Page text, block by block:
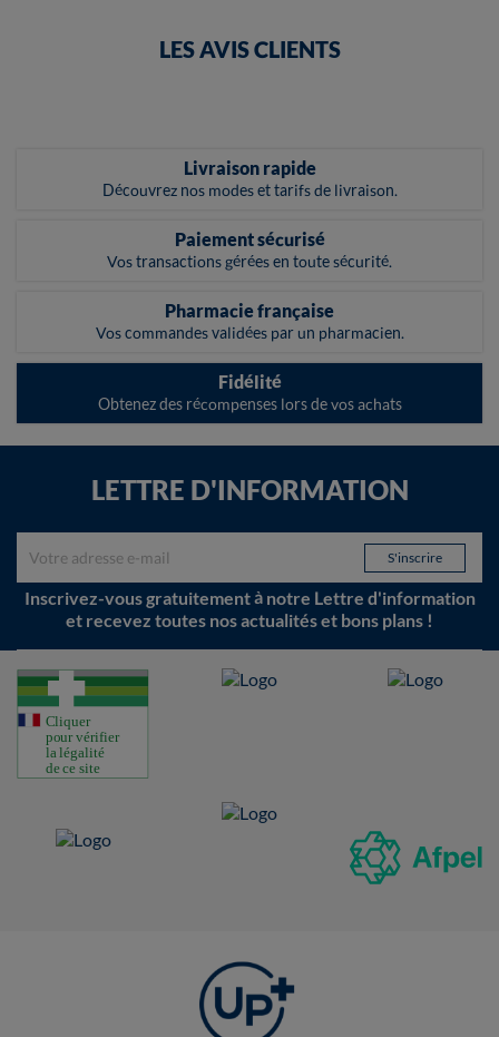
LES AVIS CLIENTS
Livraison rapide
Découvrez nos modes et tarifs de livraison.
Paiement sécurisé
Vos transactions gérées en toute sécurité.
Pharmacie française
Vos commandes validées par un pharmacien.
Fidélité
Obtenez des récompenses lors de vos achats
LETTRE D'INFORMATION
Inscrivez-vous gratuitement à notre Lettre d'information
et recevez toutes nos actualités et bons plans !